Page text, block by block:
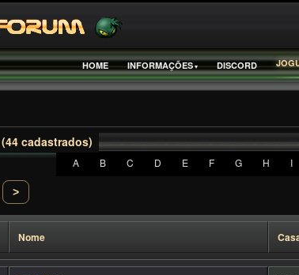
HOME INFORMAÇÕES DISCORD
cadastrados)
A B C D E F G H
>
Nome